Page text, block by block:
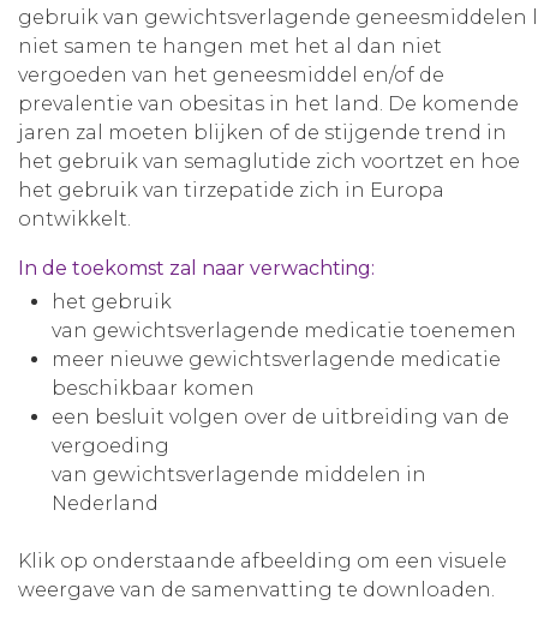
gebruik van gewichtsverlagende geneesmiddelen
niet samen te hangen met het al dan niet
vergoeden van het geneesmiddel en/of de
prevalentie van obesitas in het land. De komende
jaren zal moeten blijken of de stijgende trend in
het gebruik van semaglutide zich voortzet en hoe
het gebruik van tirzepatide zich in Europa
ontwikkelt.
In de toekomst zal naar verwachting:
het gebruik
van gewichtsverlagende medicatie toenemen
meer nieuwe gewichtsverlagende medicatie
beschikbaar komen
een besluit volgen over de uitbreiding van de
vergoeding
van gewichtsverlagende middelen in
Nederland
Klik op onderstaande afbeelding om een visuele
weergave van de samenvatting te downloaden.